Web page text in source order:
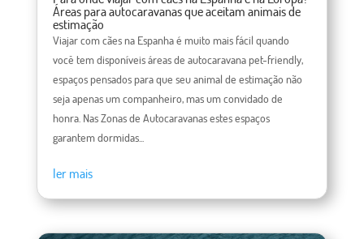
Áreas para autocaravanas que aceitam animais de
estimação
Viajar com cães na Espanha é muito mais fácil quando
você tem disponíveis áreas de autocaravana pet-friendly,
espaços pensados ​​para que seu animal de estimação não
seja apenas um companheiro, mas um convidado de
honra. Nas Zonas de Autocaravanas estes espaços
garantem dormidas...
ler mais